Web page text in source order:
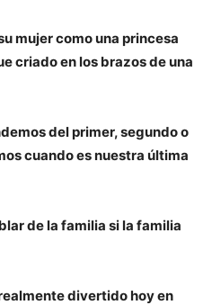
mujer como una princesa
criado en los brazos de una
del primer, segundo o
cuando es nuestra última
de la familia si la familia
divertido hoy en